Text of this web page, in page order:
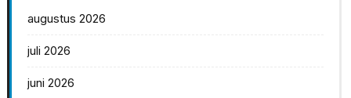
augustus 2026
juli 2026
juni 2026